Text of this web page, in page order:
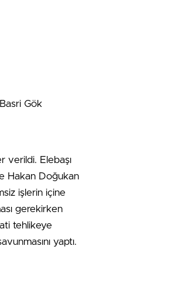
Gök
verildi. Elebaşı
Hakan Doğukan
işlerin içine
gerekirken
tehlikeye
yaptı.